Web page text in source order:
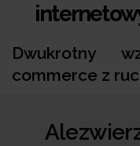
Dwukrotny
commerce z